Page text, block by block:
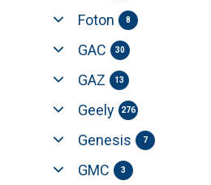
Foton 8
GAC 30
GAZ 13
Geely 276
Genesis 7
GMC 3